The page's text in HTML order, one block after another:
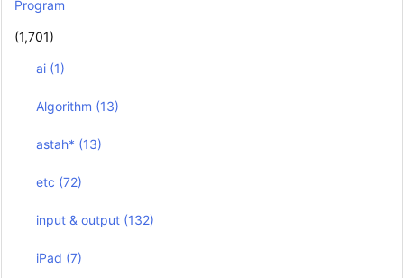
Program
(1,701)
ai (1)
Algorithm (13)
astah* (13)
etc (72)
input & output (132)
iPad (7)